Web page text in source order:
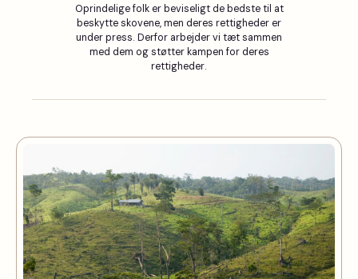
Oprindelige folk er beviseligt de bedste til at
beskytte skovene, men deres rettigheder er
under press. Derfor arbejder vi tæt sammen
med dem og støtter kampen for deres
rettigheder.